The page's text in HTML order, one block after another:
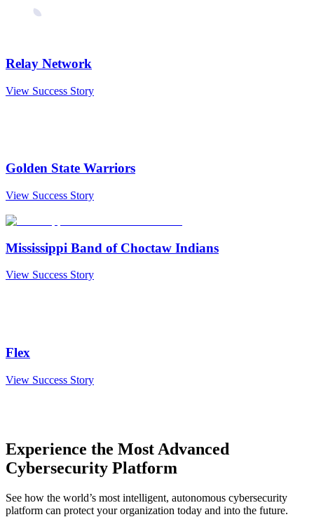
Relay Network
View Success Story
Golden State Warriors
View Success Story
Mississippi Band of Choctaw Indians
View Success Story
Flex
View Success Story
Experience the Most Advanced
Cybersecurity Platform
See how the world’s most intelligent, autonomous cybersecurity
platform can protect your organization today and into the future.